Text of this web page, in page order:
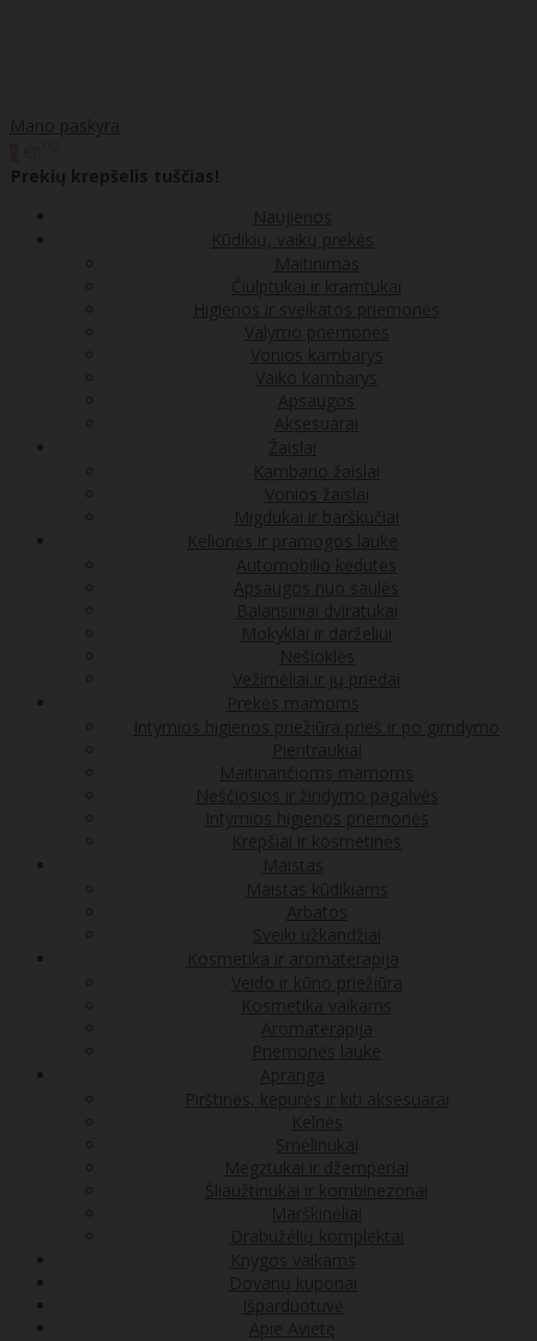
Mano paskyra
Prekių krepšelis tuščias!
Naujienos
Kūdikių, vaikų prekės
Maitinimas
Čiulptukai ir kramtukai
Higienos ir sveikatos priemonės
Valymo priemonės
Vonios kambarys
Vaiko kambarys
Apsaugos
Aksesuarai
Žaislai
Kambario žaislai
Vonios žaislai
Migdukai ir barškučiai
Kelionės ir pramogos lauke
Automobilio kėdutės
Apsaugos nuo saulės
Balansiniai dviratukai
Mokyklai ir darželiui
Nešioklės
Vežimėliai ir jų priedai
Prekės mamoms
Intymios higienos priežiūra prieš ir po gimdymo
Pientraukiai
Maitinančioms mamoms
Nėščiosios ir žindymo pagalvės
Intymios higienos priemonės
Krepšiai ir kosmetinės
Maistas
Maistas kūdikiams
Arbatos
Sveiki užkandžiai
Kosmetika ir aromaterapija
Veido ir kūno priežiūra
Kosmetika vaikams
Aromaterapija
Priemonės lauke
Apranga
Pirštinės, kepurės ir kiti aksesuarai
Kelnės
Smėlinukai
Megztukai ir džemperiai
Šliaužtinukai ir kombinezonai
Marškinėliai
Drabužėlių komplektai
Knygos vaikams
Dovanų kuponai
Išparduotuvė
Apie Avietę